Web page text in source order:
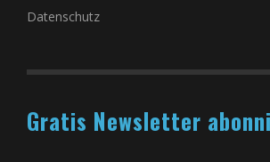
Datenschutz
Gratis Newsletter